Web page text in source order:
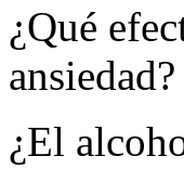
¿Qué
ansiedad?
¿El